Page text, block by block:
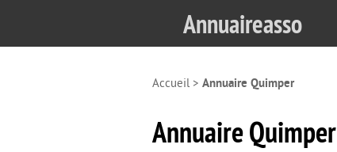
Annuaireasso
Accueil> Annuaire Quimper
Annuaire Quimper